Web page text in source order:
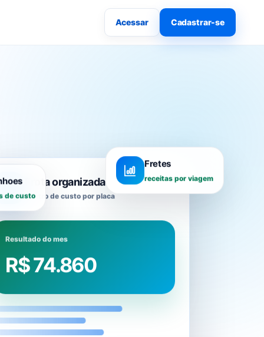
Acessar Cadastrar-se
Frota organizada
Centro de custo por placa
Resultado do mes
R$ 74.860
de custo
Fretes
receitas por viagem